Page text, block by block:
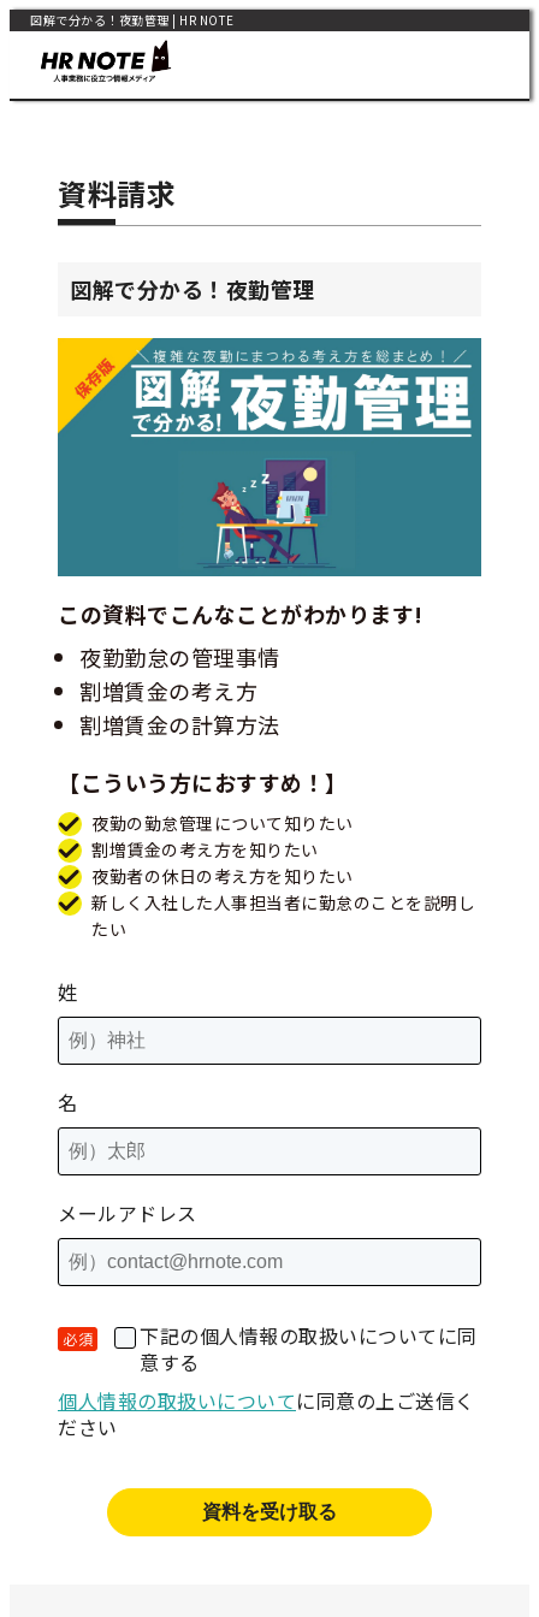
図解で分かる！夜勤管理 | HR NOTE
資料請求
図解で分かる！夜勤管理
この資料でこんなことがわかります!
夜勤勤怠の管理事情
割増賃金の考え方
割増賃金の計算方法
【こういう方におすすめ！】
夜勤の勤怠管理について知りたい
割増賃金の考え方を知りたい
夜勤者の休日の考え方を知りたい
新しく入社した人事担当者に勤怠のことを説明し
たい
姓
名
メールアドレス
下記の個人情報の取扱いについてに同
意する
個人情報の取扱いについてに同意の上ご送信く
ださい